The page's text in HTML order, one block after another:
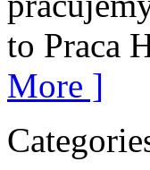
to Praca
More ]